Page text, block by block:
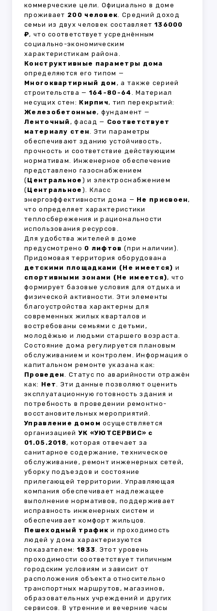
коммерческие цели. Официально в доме
проживает 200 человек. Средний доход
семьи из двух человек составляет 136000
₽, что соответствует усреднённым
социально-экономическим
характеристикам района.
Конструктивные параметры дома
определяются его типом —
Многоквартирный дом , а также серией
строительства — 164-80-64 . Материал
несущих стен: Кирпич, тип перекрытий:
Железобетонные, фундамент —
Ленточный , фасад — Соответствует
материалу стен. Эти параметры
обеспечивают зданию устойчивость,
прочность и соответствие действующим
нормативам. Инженерное обеспечение
представлено газоснабжением
(Центральное ) и электроснабжением
(Центральное ). Класс
энергоэффективности дома — Не присвоен,
что определяет характеристики
теплосбережения и рациональности
использования ресурсов.
Для удобства жителей в доме
предусмотрено 0 лифтов (при наличии).
Придомовая территория оборудована
детскими площадками (Не имеется) и
спортивными зонами (Не имеется), что
формирует базовые условия для отдыха и
физической активности. Эти элементы
благоустройства характерны для
современных жилых кварталов и
востребованы семьями с детьми,
молодёжью и людьми старшего возраста.
Состояние дома регулируется плановым
обслуживанием и контролем. Информация о
капитальном ремонте указана как:
Проведен. Статус по аварийности отражён
как: Нет. Эти данные позволяют оценить
эксплуатационную готовность здания и
потребность в проведении ремонтно-
восстановительных мероприятий.
Управление домом осуществляется
организациейУК «УЮТСЕРВИС» с
01.05.2018, которая отвечает за
санитарное содержание, техническое
обслуживание, ремонт инженерных сетей,
уборку подъездов и состояние
прилегающей территории. Управляющая
компания обеспечивает надлежащее
выполнение нормативов, поддерживает
исправность инженерных систем и
обеспечивает комфорт жильцов.
Пешеходный трафик и проходимость
людей у дома характеризуются
показателем: 1833. Этот уровень
проходимости соответствует типичным
городским условиям и зависит от
расположения объекта относительно
транспортных маршрутов, магазинов,
образовательных учреждений и других
сервисов. В утренние и вечерние часы